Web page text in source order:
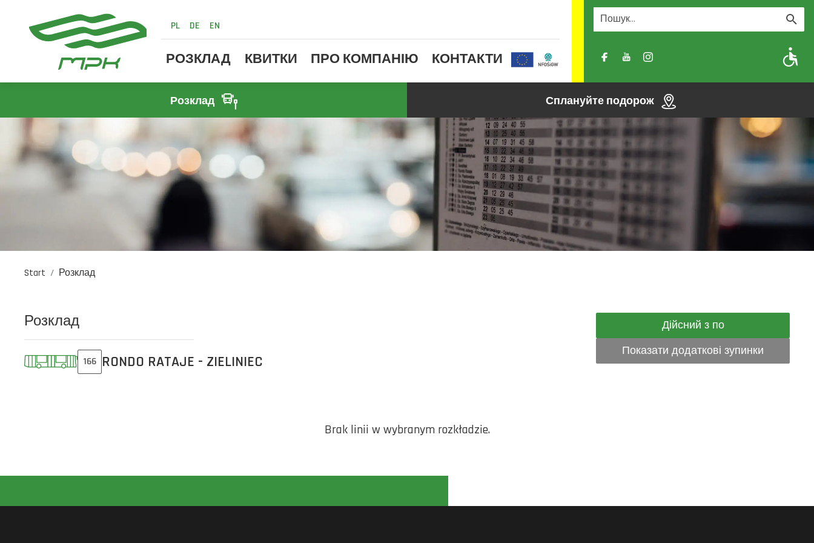
PL DE EN
РОЗКЛАД КВИТКИ ПРО КОМПАНІЮ КОНТАКТИ A- A A+
Розклад Сплануйте подорож
Start Розклад
Розклад
166 RONDO RATAJE - ZIELINIEC
Дійсний з по
Показати додаткові зупинки
Brak linii w wybranym rozkładzie.